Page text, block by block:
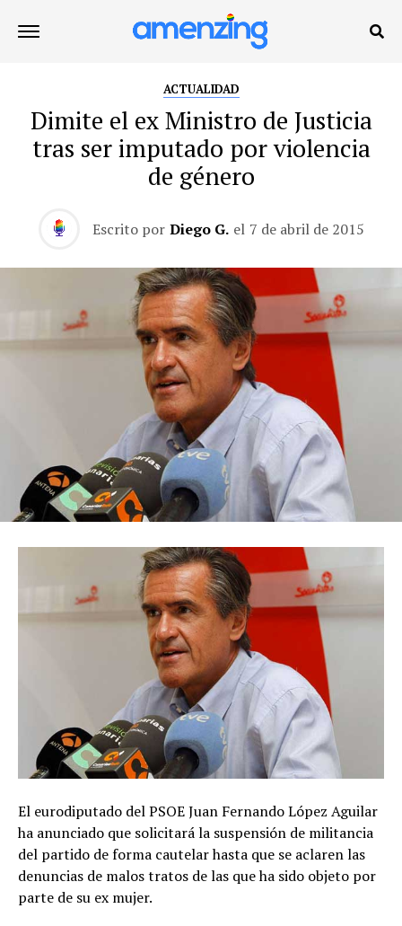
ACTUALIDAD
Dimite el ex Ministro de Justicia
tras ser imputado por violencia
de género
Escrito por Diego G. el 7 de abril de 2015
El eurodiputado del PSOE Juan Fernando López Aguilar
ha anunciado que solicitará la suspensión de militancia
del partido de forma cautelar hasta que se aclaren las
denuncias de malos tratos de las que ha sido objeto por
parte de su ex mujer.